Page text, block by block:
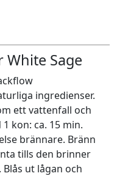
Sage
ingredienser.
ett vattenfall och
kon: ca. 15 min.
brännare. Bränn
tills den brinner
ut lågan och